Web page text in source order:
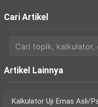
Cari Artikel
Artikel Lainnya
Kalkulator Uji Emas Asli/